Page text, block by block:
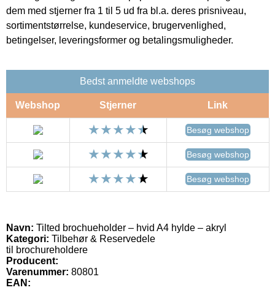
dem med stjerner fra 1 til 5 ud fra bl.a. deres prisniveau,
sortimentstørrelse, kundeservice, brugervenlighed,
betingelser, leveringsformer og betalingsmuligheder.
Bedst anmeldte webshops
Webshop Stjerner Link
Besøg webshop
Besøg webshop
Besøg webshop
Navn: Tilted brochueholder – hvid A4 hylde – akryl
Kategori: Tilbehør & Reservedele
til brochureholdere
Producent:
Varenummer: 80801
EAN: